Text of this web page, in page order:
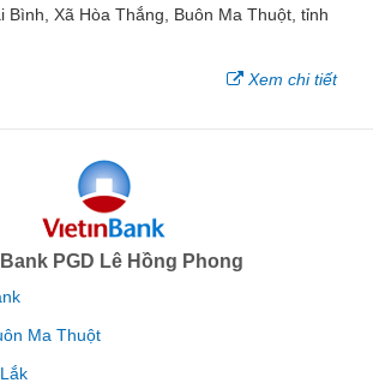
Bình, Xã Hòa Thắng, Buôn Ma Thuột, tỉnh
Xem chi tiết
PGD Lê Hồng Phong
Ma Thuột